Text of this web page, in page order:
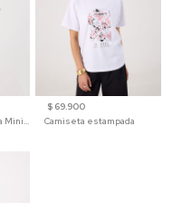
Blusa de Manga Corta Minimalista para Mujer
$ 69.900
Camiseta estampada